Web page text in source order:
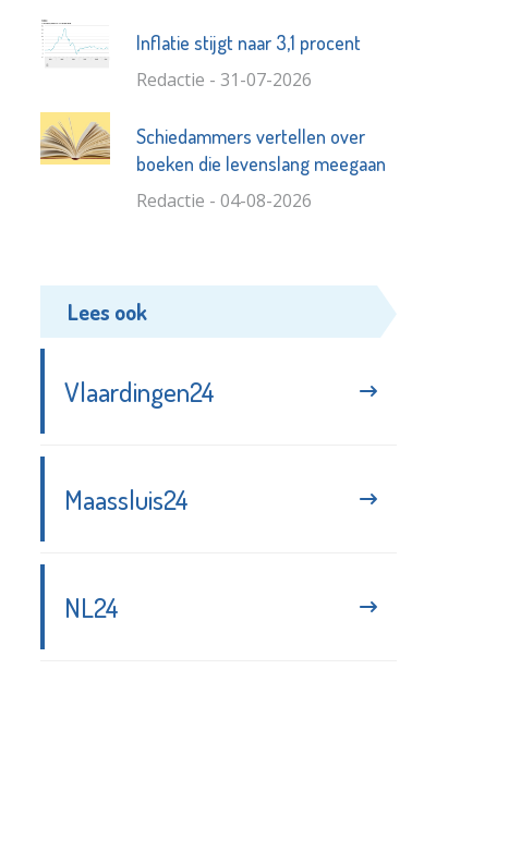
Inflatie stijgt naar 3,1 procent
Redactie - 31-07-2026
Schiedammers vertellen over
boeken die levenslang meegaan
Redactie - 04-08-2026
Lees ook
Vlaardingen24
Maassluis24
NL24